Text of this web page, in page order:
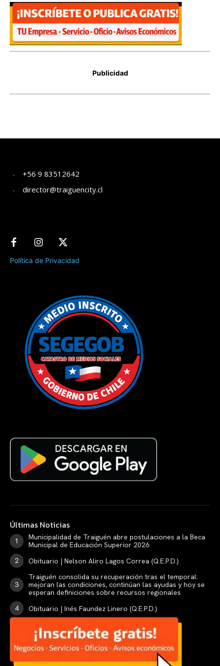
+56 9 83512642
director@traiguencity.cl
Política de Privacidad
Últimas Noticias
Municipalidad de Traiguén abre postulaciones a la Beca
Municipal de Educación Superior 2026
Obituario | Nelson Aliro Lagos Correa (Q.E.P.D.)
Traiguén consolida su recuperación tras el temporal:
mejoran las condiciones, continúan las ayudas y hoy se
esperan definiciones sobre recursos regionales
Obituario | Inés Faundez Linero (Q.E.P.D.)